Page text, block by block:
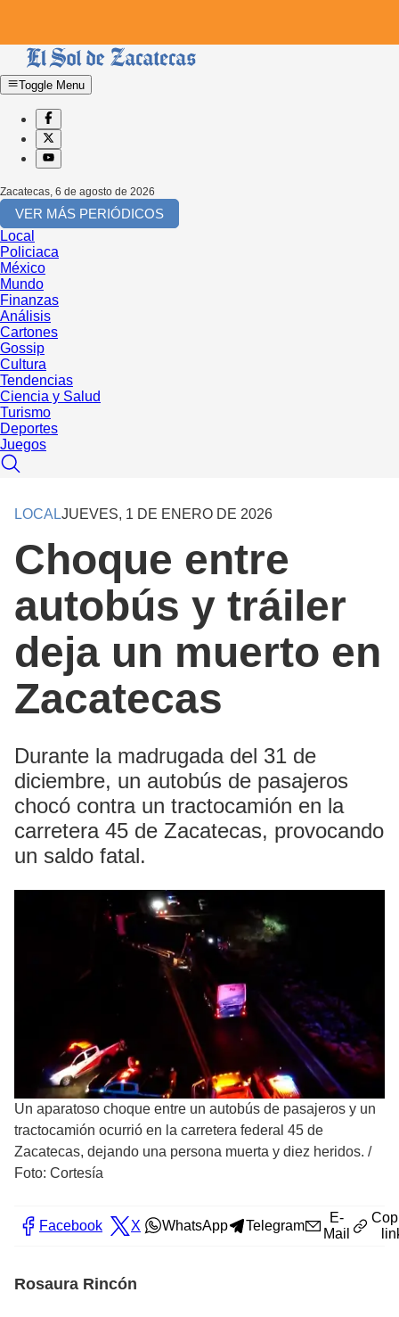
Toggle Menu
Zacatecas, 6 de agosto de 2026
VER MÁS PERIÓDICOS
Local
Policiaca
México
Mundo
Finanzas
Análisis
Cartones
Gossip
Cultura
Tendencias
Ciencia y Salud
Turismo
Deportes
Juegos
LOCALJUEVES, 1 DE ENERO DE 2026
Choque entre
autobús y tráiler
deja un muerto en
Zacatecas
Durante la madrugada del 31 de
diciembre, un autobús de pasajeros
chocó contra un tractocamión en la
carretera 45 de Zacatecas, provocando
un saldo fatal.
Un aparatoso choque entre un autobús de pasajeros y un
tractocamión ocurrió en la carretera federal 45 de
Zacatecas, dejando una persona muerta y diez heridos. /
Foto: Cortesía
Facebook X WhatsApp Telegram
E-
Mail
Rosaura Rincón